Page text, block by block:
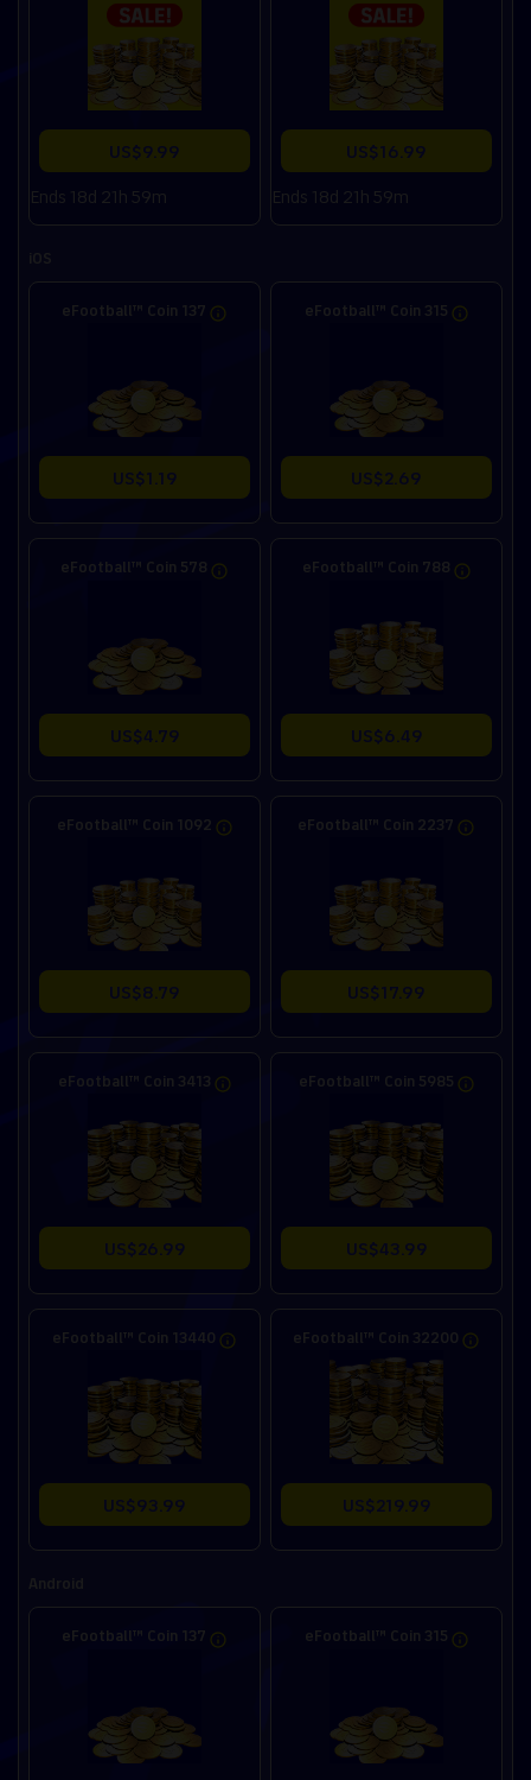
US$9.99
Ends 18d 21h 59m
US$16.99
Ends 18d 21h 59m
eFootball™ Coin 137
US$1.19
eFootball™ Coin 315
US$2.69
eFootball™ Coin 578
US$4.79
eFootball™ Coin 788
US$6.49
eFootball™ Coin 1092
US$8.79
eFootball™ Coin 2237
US$17.99
eFootball™ Coin 3413
US$26.99
eFootball™ Coin 5985
US$43.99
eFootball™ Coin 13440
US$93.99
eFootball™ Coin 32200
US$219.99
eFootball™ Coin 137 eFootball™ Coin 315